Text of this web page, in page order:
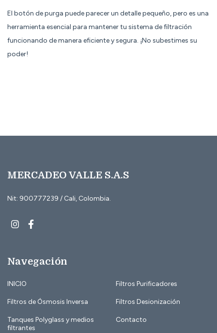
El botón de purga puede parecer un detalle pequeño, pero es una
herramienta esencial para mantener tu sistema de filtración
funcionando de manera eficiente y segura. ¡No subestimes su
poder!
MERCADEO VALLE S.A.S
Nit: 900777239 / Cali, Colombia.
Navegación
INICIO Filtros Purificadores
Filtros de Ósmosis Inversa Filtros Desionización
Tanques Polyglass y medios
filtrantes
Contacto